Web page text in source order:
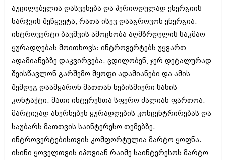
ოქტომბერი 2016 (257)
სექტემბერი 2016 (224)
აგვისტო 2016 (258)
ივლისი 2016 (211)
ივნისი 2016 (221)
აპრილი 2016 (215)
მარტი 2016 (200)
თებერვალი 2016 (250)
იანვარი 2016 (206)
დეკემბერი 2015 (207)
ნოემბერი 2015 (264)
ოქტომბერი 2015 (204)
სექტემბერი 2015 (215)
აგვისტო 2015 (286)
ივლისი 2015 (173)
აუცილებელია დასვენება და პერიოდულად ენერგიის
ხარჯვის შეწყვეტა, რათა ისევ დააგროვონ ენერგია.
ინტროვერტი ბავშვის ამოცნობა აღმზრდელის საკმაო
ყურადღებას მოითხოვს: ინტროვერტებს უყვართ
ადამიანებზე დაკვირვება. ცდილობენ, ჯერ დეტალურად
შეისწავლონ გარშემო მყოფი ადამიანები და ამის
შემდეგ დაამყარონ მათთან ნებისმიერი სახის
კონტაქტი. მათი ინტერესთა სფერო ძალიან ფართოა.
მარტივად ახერხებენ ყურადღების კონცენტრირებას და
საუბარს მათთვის საინტერესო თემებზე.
ინტროვერტებისთვის კომფორტულია მარტო ყოფნა.
ისინი ყოველთვის იპოვიან რაიმე საინტერესოს მარტო